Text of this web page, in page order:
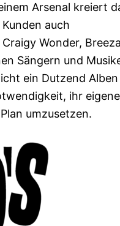
Arsenal kreiert
auch
Wonder,
Sängern und
ein Dutzend Alben
ihr
umzusetzen.